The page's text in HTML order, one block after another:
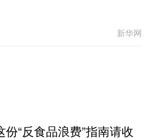
新华网
“反食品浪费”指南请收